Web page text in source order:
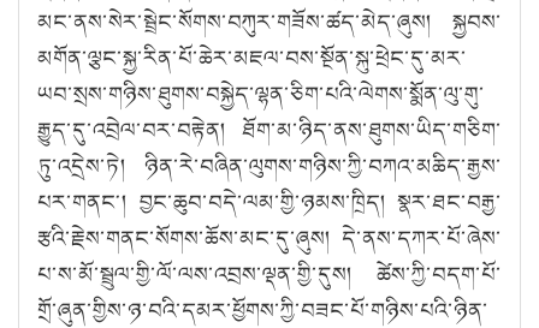
མང་ནས་སེར་སྦྲེང་སོགས་བཀུར་གཟོས་ཚད་མེད་ཞུས། སྐྱབས་
མགོན་ལྕང་སྐྱ་རིན་པོ་ཆེར་མཇལ་བས་སྔོན་སྐུ་ཕྲེང་དུ་མར་
ཡབ་སྲས་གཉིས་ཐུགས་བསྐྱེད་ལྷན་ཅིག་པའི་ལེགས་སྨོན་ལུ་གུ་
རྒྱུད་དུ་འབྲེལ་བར་བརྟེན། ཐོག་མ་ཉིད་ནས་ཐུགས་ཡིད་གཅིག་
ཏུ་འདྲེས་ཏེ། ཉིན་རེ་བཞིན་ལུགས་གཉིས་ཀྱི་བཀའ་མཆིད་རྒྱས་
པར་གནང༌། བྱང་ཆུབ་བདེ་ལམ་གྱི་ཉམས་ཁྲིད། སྣར་ཐང་བརྒྱ་
རྩའི་རྗེས་གནང་སོགས་ཆོས་མང་དུ་ཞུས། དེ་ནས་དཀར་པོ་ཞེས་
པ་ས་མོ་སྦྲུལ་གྱི་ལོ་ལས་འབྲས་ལྡན་གྱི་དུས། ཚེས་ཀྱི་བདག་པོ་
གྲོ་ཞུན་གྱིས་ཉ་བའི་དམར་ཕྱོགས་ཀྱི་བཟང་པོ་གཉིས་པའི་ཉིན་